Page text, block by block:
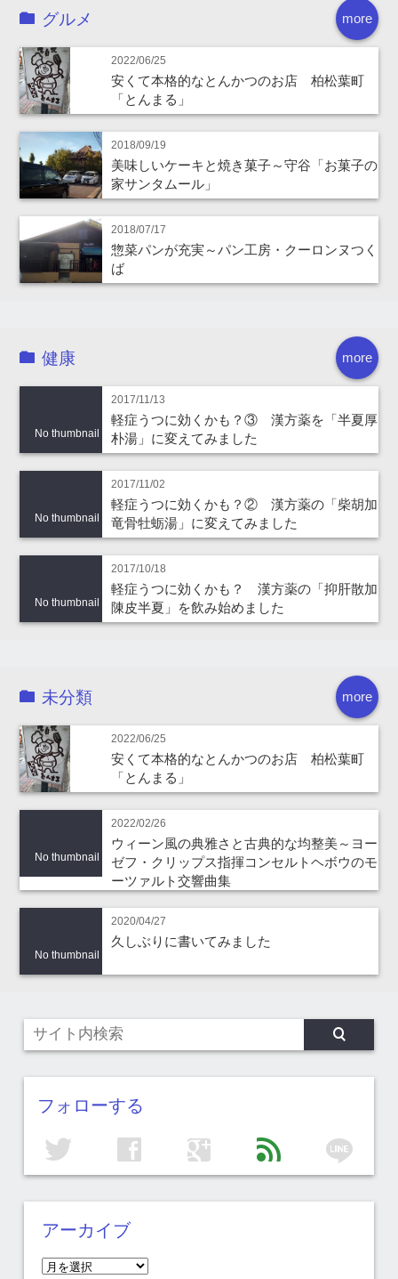
more
グルメ
2022/06/25
安くて本格的なとんかつのお店 柏松葉町
「とんまる」
2018/09/19
美味しいケーキと焼き菓子～守谷「お菓子の
家サンタムール」
2018/07/17
惣菜パンが充実～パン工房・クーロンヌつく
ば
more
健康
No thumbnail
2017/11/13
軽症うつに効くかも？③ 漢方薬を「半夏厚
朴湯」に変えてみました
No thumbnail
2017/11/02
軽症うつに効くかも？② 漢方薬の「柴胡加
竜骨牡蛎湯」に変えてみました
No thumbnail
2017/10/18
軽症うつに効くかも？ 漢方薬の「抑肝散加
陳皮半夏」を飲み始めました
more
未分類
2022/06/25
安くて本格的なとんかつのお店 柏松葉町
「とんまる」
No thumbnail
2022/02/26
ウィーン風の典雅さと古典的な均整美～ヨー
ゼフ・クリップス指揮コンセルトヘボウのモ
ーツァルト交響曲集
No thumbnail
2020/04/27
久しぶりに書いてみました
フォローする
twitter facebook google feed line
アーカイブ
ア